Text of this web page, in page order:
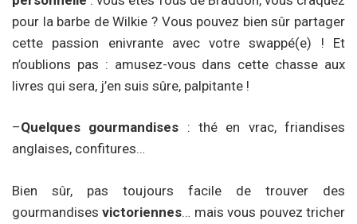
pour la barbe de Wilkie ? Vous pouvez bien sûr partager
cette passion enivrante avec votre swappé(e) ! Et
n’oublions pas : amusez-vous dans cette chasse aux
livres qui sera, j’en suis sûre, palpitante !
–Quelques gourmandises : thé en vrac, friandises
anglaises, confitures…
Bien sûr, pas toujours facile de trouver des
gourmandisesvictoriennes… mais vous pouvez tricher